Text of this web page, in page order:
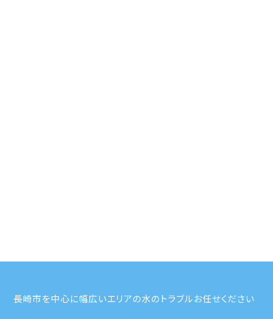
長崎市を中心に幅広いエリアの水のトラブルお任せください